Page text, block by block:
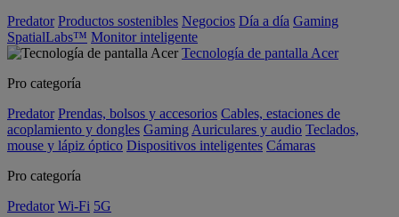
Predator Productos sostenibles Negocios Día a día Gaming
SpatialLabs™ Monitor inteligente
Tecnología de pantalla Acer
Pro categoría
Predator Prendas, bolsos y accesorios Cables, estaciones de
acoplamiento y dongles Gaming Auriculares y audio Teclados,
mouse y lápiz óptico Dispositivos inteligentes Cámaras
Pro categoría
Predator Wi-Fi 5G